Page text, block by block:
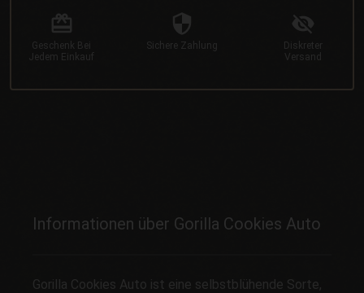
Geschenk Bei
Jedem Einkauf
Sichere Zahlung
Diskreter
Versand
Informationen über Gorilla Cookies Auto
Gorilla Cookies Auto ist eine selbstblühende Sorte,